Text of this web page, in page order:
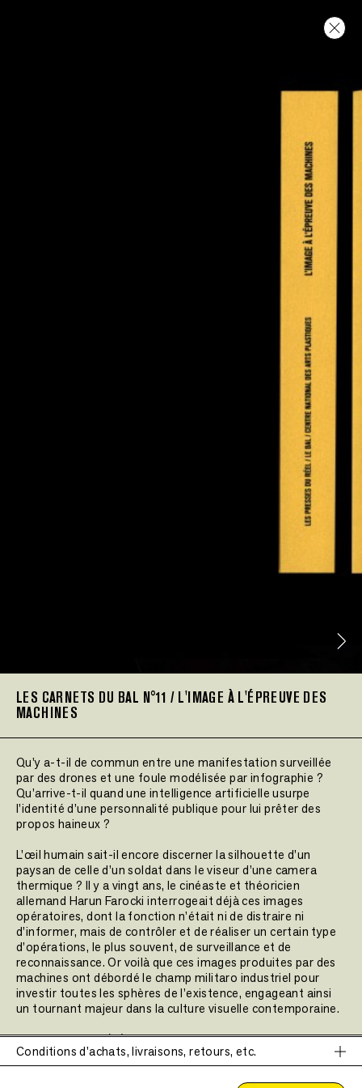
LES CARNETS DU BAL N°11 / L'IMAGE À L'ÉPREUVE DES
MACHINES
Qu’y a-t-il de commun entre une manifestation surveillée
par des drones et une foule modélisée par infographie ?
Qu’arrive-t-il quand une intelligence artificielle usurpe
l’identité d’une personnalité publique pour lui prêter des
propos haineux ?
L’œil humain sait-il encore discerner la silhouette d’un
paysan de celle d’un soldat dans le viseur d’une camera
thermique ? Il y a vingt ans, le cinéaste et théoricien
allemand Harun Farocki interrogeait déjà ces images
opératoires, dont la fonction n’était ni de distraire ni
d’informer, mais de contrôler et de réaliser un certain type
d’opérations, le plus souvent, de surveillance et de
reconnaissance. Or voilà que ces images produites par des
machines ont débordé le champ militaro industriel pour
investir toutes les sphères de l’existence, engageant ainsi
un tournant majeur dans la culture visuelle contemporaine.
Quels régimes d’(in)visibilité engendrent-elles ? Quels
effets sociaux, politiques mais aussi anthropologiques
induisent-elles ? Et peut-on encore parler d’image à leur
égard ? Que devient l’expérience du sensible à l’âge des
Conditions d'achats, livraisons, retours, etc.
Ce site nécessite l'autorisation de cookies pour fonctionner